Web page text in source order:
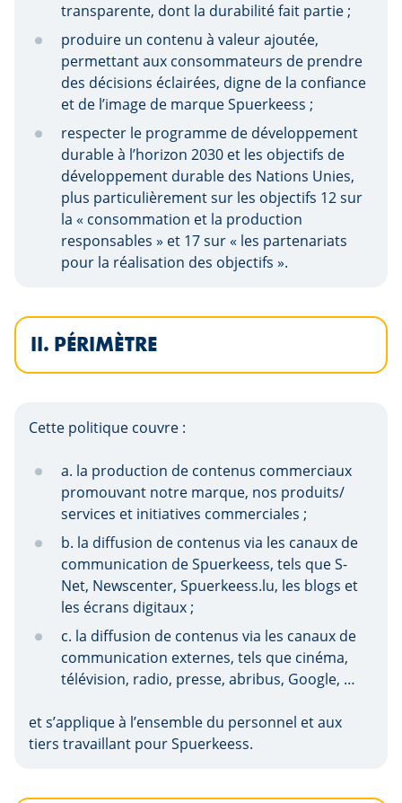
transparente, dont la durabilité fait partie ;
produire un contenu à valeur ajoutée,
permettant aux consommateurs de prendre
des décisions éclairées, digne de la confiance
et de l’image de marque Spuerkeess ;
respecter le programme de développement
durable à l’horizon 2030 et les objectifs de
développement durable des Nations Unies,
plus particulièrement sur les objectifs 12 sur
la « consommation et la production
responsables » et 17 sur « les partenariats
pour la réalisation des objectifs ».
II. PÉRIMÈTRE
Cette politique couvre :
a. la production de contenus commerciaux
promouvant notre marque, nos produits/
services et initiatives commerciales ;
b. la diffusion de contenus via les canaux de
communication de Spuerkeess, tels que S-
Net, Newscenter, Spuerkeess.lu, les blogs et
les écrans digitaux ;
c. la diffusion de contenus via les canaux de
communication externes, tels que cinéma,
télévision, radio, presse, abribus, Google, …
et s’applique à l’ensemble du personnel et aux
tiers travaillant pour Spuerkeess.